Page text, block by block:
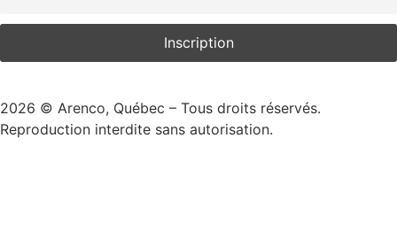
2026 © Arenco, Québec – Tous droits réservés.
Reproduction interdite sans autorisation.